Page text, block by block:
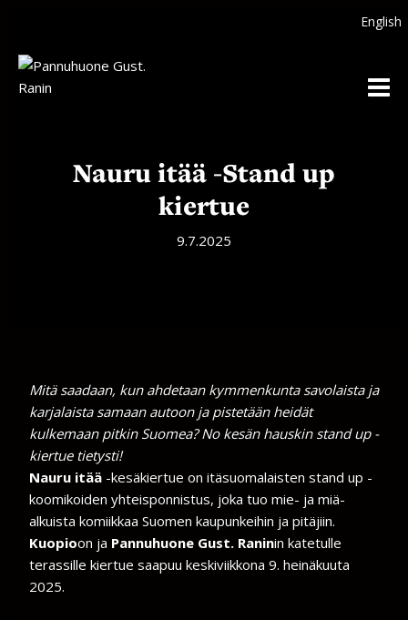
English
Nauru itää -Stand up
kiertue
9.7.2025
Mitä saadaan, kun ahdetaan kymmenkunta savolaista ja
karjalaista samaan autoon ja pistetään heidät
kulkemaan pitkin Suomea? No kesän hauskin stand up -
kiertue tietysti!
Nauru itää -kesäkiertue on itäsuomalaisten stand up -
koomikoiden yhteisponnistus, joka tuo mie- ja miä-
alkuista komiikkaa Suomen kaupunkeihin ja pitäjiin.
Kuopioon ja Pannuhuone Gust. Raninin katetulle
terassille kiertue saapuu keskiviikkona 9. heinäkuuta
2025.